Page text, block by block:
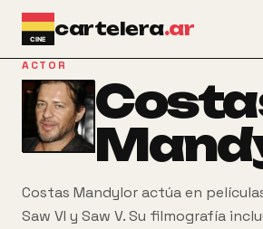
Ir al contenido principal
cartelera.ar
ACTOR
Costas Mandylor actúa en
Saw VI y Saw V. Su filmografía